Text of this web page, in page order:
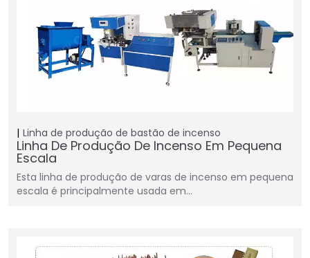
Linha de produção de bastão de incenso
Linha De Produção De Incenso Em Pequena
Escala
Esta linha de produção de varas de incenso em pequena
escala é principalmente usada em…